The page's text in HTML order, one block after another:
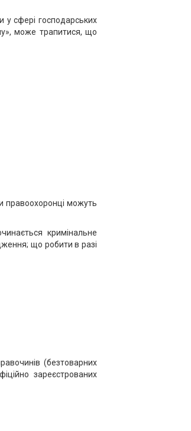
у сфері господарських
може трапитися, що
правоохоронці можуть
кримінальне
що робити в разі
(безтоварних
зареєстрованих